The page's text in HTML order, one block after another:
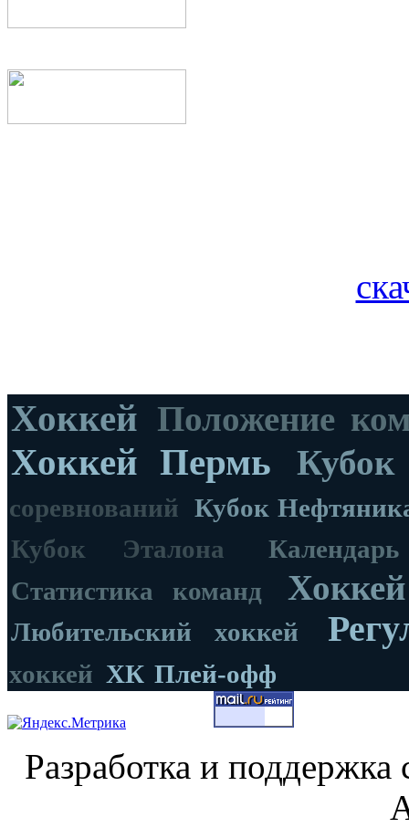
Хоккей Положение
Хоккей Пермь
соревнований Кубок
Кубок Эталона
Статистика команд
Любительский хоккей
хоккей ХК Плей-офф
Разработка и